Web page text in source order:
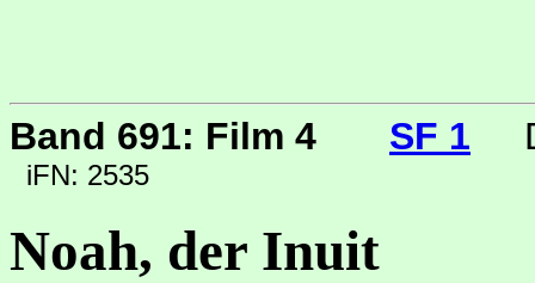
Band 691: Film 4 SF 1
iFN: 2535
Noah, der Inuit